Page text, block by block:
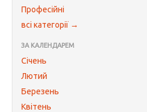
Професійні
всі категорії →
ЗА КАЛЕНДАРЕМ
Січень
Лютий
Березень
Квітень